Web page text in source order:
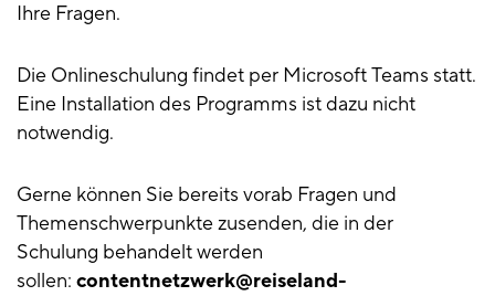
Ihre Fragen.
Die Onlineschulung findet per Microsoft Teams statt.
Eine Installation des Programms ist dazu nicht
notwendig.
Gerne können Sie bereits vorab Fragen und
Themenschwerpunkte zusenden, die in der
Schulung behandelt werden
sollen: contentnetzwerk@reiseland-